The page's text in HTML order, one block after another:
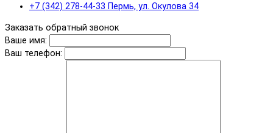
+7 (342) 278-44-33 Пермь, ул. Окулова 34
Заказать обратный звонок
Ваше имя:
Ваш телефон: